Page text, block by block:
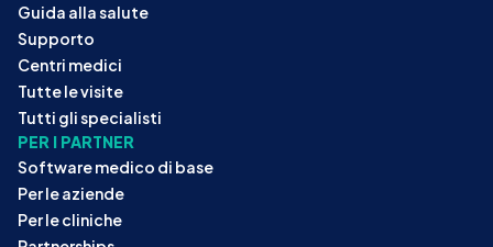
Guida alla salute
Supporto
Centri medici
Tutte le visite
Tutti gli specialisti
PER I PARTNER
Software medico di base
Per le aziende
Per le cliniche